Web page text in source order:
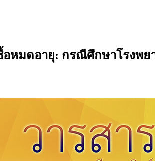
หมดอายุ: กรณีศึกษาโรงพย